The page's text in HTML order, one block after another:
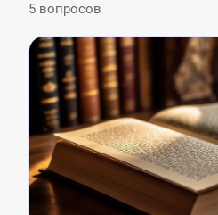
5 вопросов